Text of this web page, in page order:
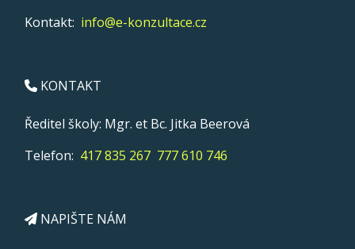
Kontakt: info@e-konzultace.cz
KONTAKT
Ředitel školy: Mgr. et Bc. Jitka Beerová
Telefon: 417 835 267 777 610 746
NAPIŠTE NÁM